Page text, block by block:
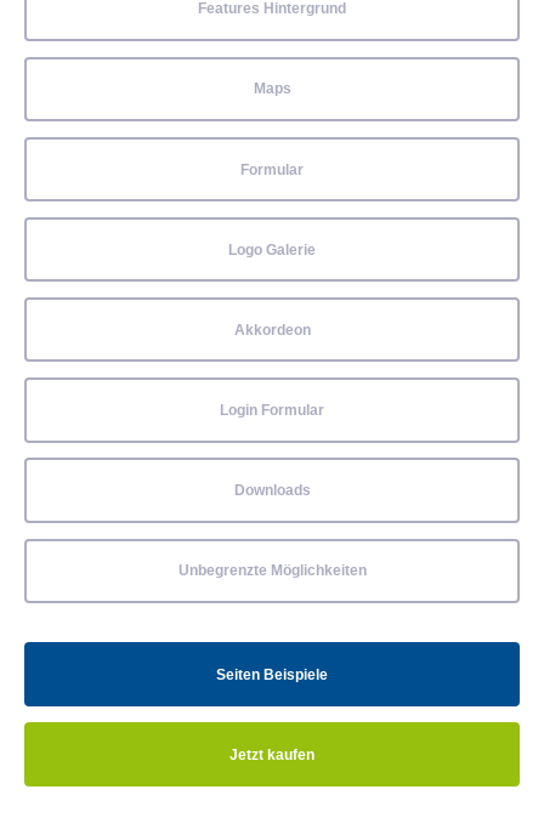
Features Hintergrund
Maps
Formular
Logo Galerie
Akkordeon
Login Formular
Downloads
Unbegrenzte Möglichkeiten
Seiten Beispiele
Jetzt kaufen